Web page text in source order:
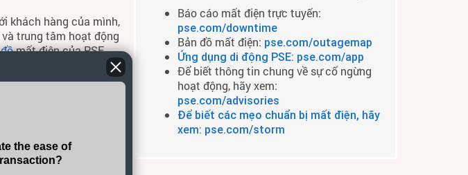
khách hàng của mình,
trung tâm hoạt động
đồmất điện của PSE
trên khắp Thung
hưởng nghiêm trọng
cách bảo vệ bản
Báo cáo mất điện trực tuyến:
pse.com/downtime
Bản đồ mất điện: pse.com/outagemap
Ứng dụng di động PSE: pse.com/app
Để biết thông tin chung về sự cố ngừng
hoạt động, hãy xem:
pse.com/advisories
Để biết các mẹo chuẩn bị mất điện, hãy
xem: pse.com/storm